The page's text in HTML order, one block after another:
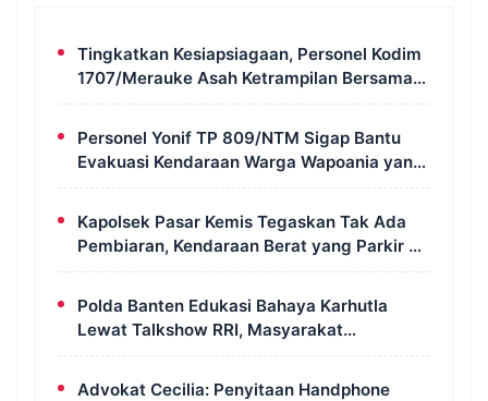
Tingkatkan Kesiapsiagaan, Personel Kodim
1707/Merauke Asah Ketrampilan Bersama
Petugas Damkar
Personel Yonif TP 809/NTM Sigap Bantu
Evakuasi Kendaraan Warga Wapoania yang
Terperosok ke Jurang
Kapolsek Pasar Kemis Tegaskan Tak Ada
Pembiaran, Kendaraan Berat yang Parkir di
Bahu Jalan Langsung Ditertibkan
Polda Banten Edukasi Bahaya Karhutla
Lewat Talkshow RRI, Masyarakat
Diingatkan Ancaman Pidana Pembakaran
Advokat Cecilia: Penyitaan Handphone